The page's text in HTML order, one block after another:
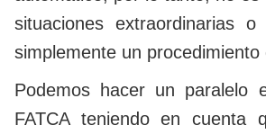
situaciones extraordinarias
simplemente un procedimiento
Podemos hacer un paralelo
FATCA teniendo en cuenta